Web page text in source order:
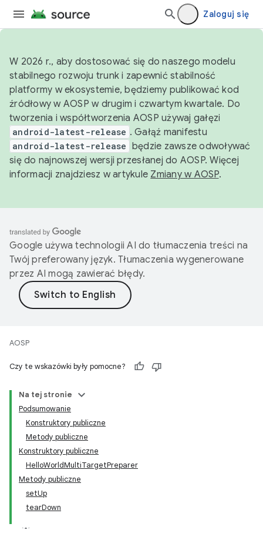
Zaloguj się
W 2026 r., aby dostosować się do naszego modelu
stabilnego rozwoju trunk i zapewnić stabilność
platformy w ekosystemie, będziemy publikować kod
źródłowy w AOSP w drugim i czwartym kwartale. Do
tworzenia i współtworzenia AOSP używaj gałęzi
android-latest-release . Gałąź manifestu
android-latest-release będzie zawsze odwoływać
się do najnowszej wersji przesłanej do AOSP. Więcej
informacji znajdziesz w artykule Zmiany w AOSP.
Google używa technologii AI do tłumaczenia treści na
Twój preferowany język. Tłumaczenia wygenerowane
przez AI mogą zawierać błędy.
AOSP
Czy te wskazówki były pomocne?
Na tej stronie
Podsumowanie
Konstruktory publiczne
Metody publiczne
Konstruktory publiczne
HelloWorldMultiTargetPreparer
Metody publiczne
setUp
tearDown